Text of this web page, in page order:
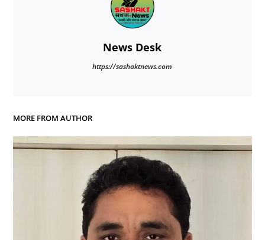
News Desk
https://sashaktnews.com
MORE FROM AUTHOR